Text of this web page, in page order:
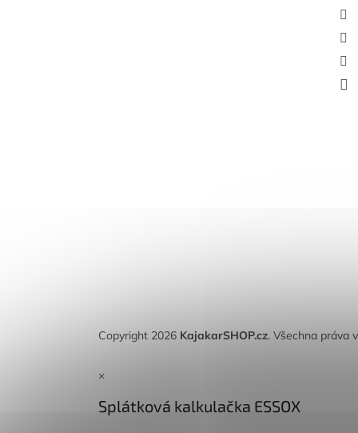
Copyright 2026 KajakarSHOP.cz. Všechna práva
×
Splátková kalkulačka ESSOX